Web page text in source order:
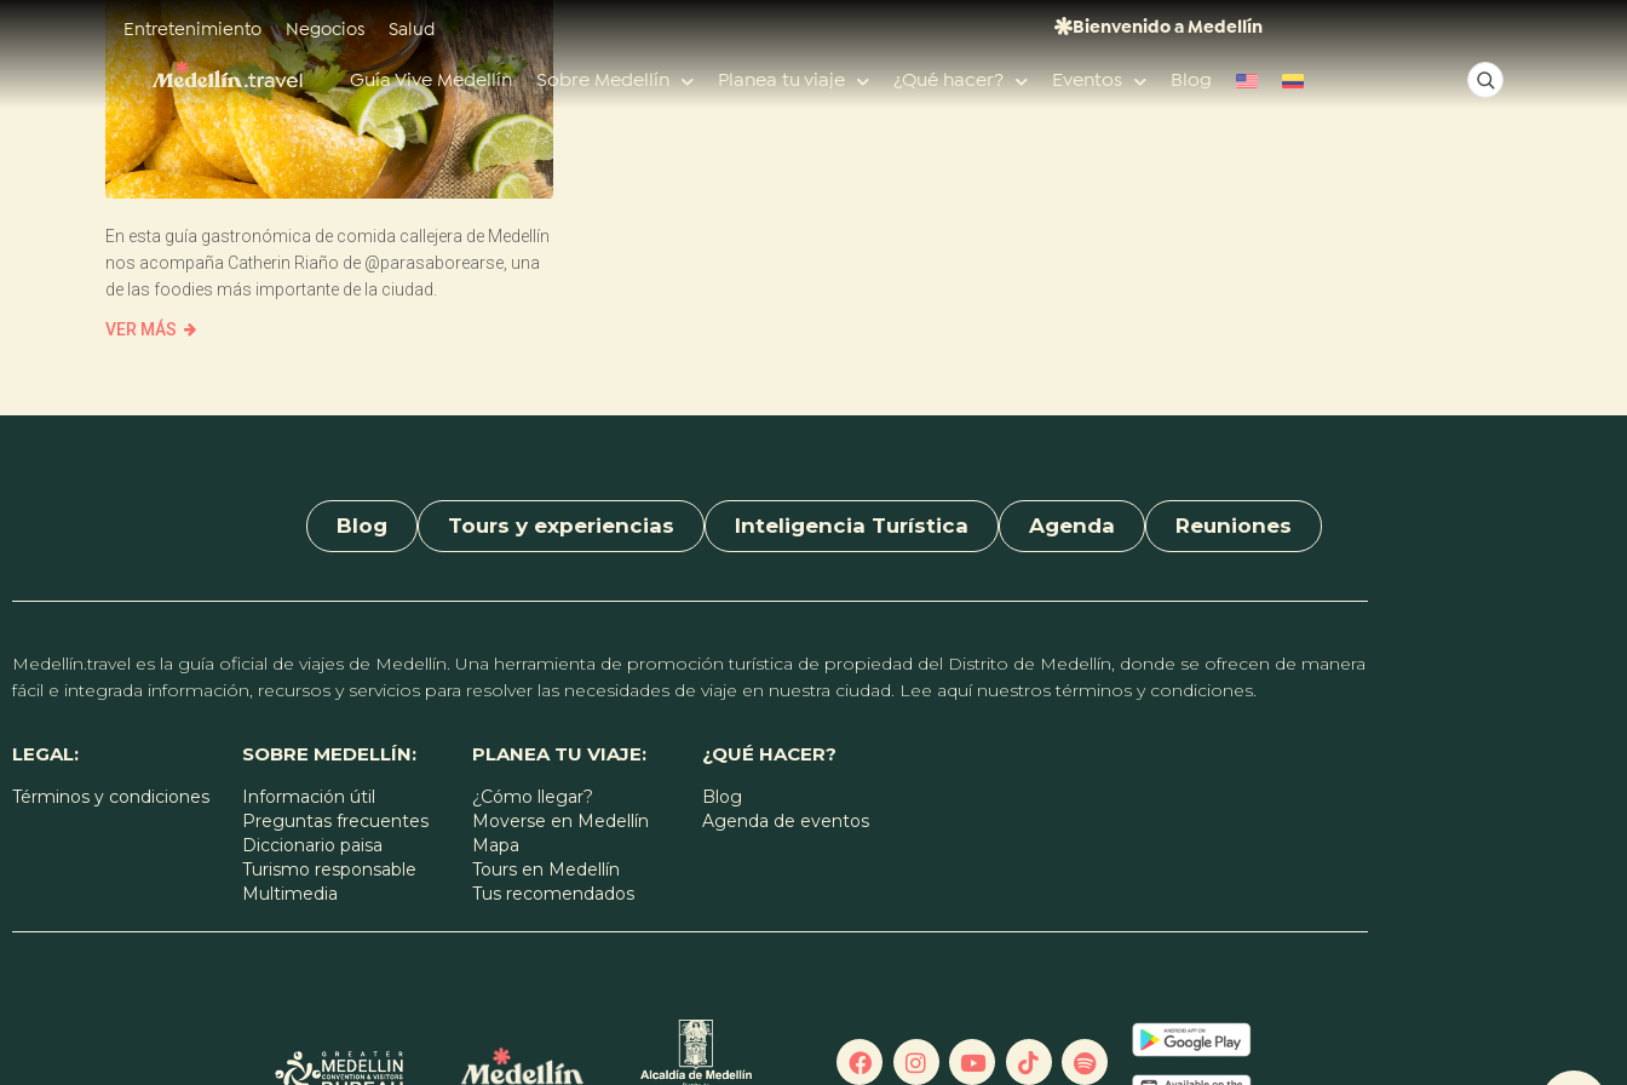
Entretenimiento Negocios Salud Bienvenido a Medellín
Guía Vive Medellín Sobre Medellín Planea tu viaje ¿Qué hacer? Eventos Blog
En esta guía gastronómica de comida callejera de Medellín
nos acompaña Catherin Riaño de @parasaborearse, una
de las foodies más importante de la ciudad.
VER MÁS
Blog Tours y experiencias Inteligencia Turística Agenda Reuniones
Medellín.travel es la guía oficial de viajes de Medellín. Una herramienta de promoción turística de propiedad del Distrito de Medellín, donde se ofrecen de manera
fácil e integrada información, recursos y servicios para resolver las necesidades de viaje en nuestra ciudad. Lee aquí nuestros términos y condiciones.
LEGAL:
Términos y condiciones
SOBRE MEDELLÍN:
Información útil
Preguntas frecuentes
Diccionario paisa
Turismo responsable
Multimedia
PLANEA TU VIAJE:
¿Cómo llegar?
Moverse en Medellín
Mapa
Tours en Medellín
Tus recomendados
¿QUÉ HACER?
Blog
Agenda de eventos